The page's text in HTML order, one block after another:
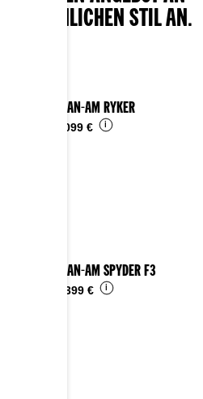
PERSÖNLICHEN STIL AN.
2026 CAN-AM RYKER
11.099 € i
2026 CAN-AM SPYDER F3
26.399 € i